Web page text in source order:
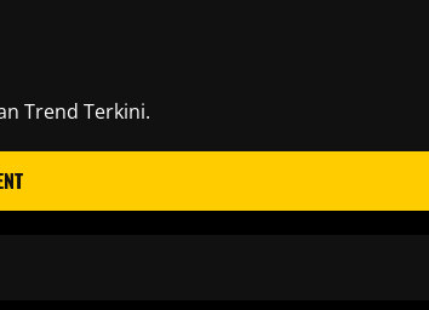
Trend Terkini.